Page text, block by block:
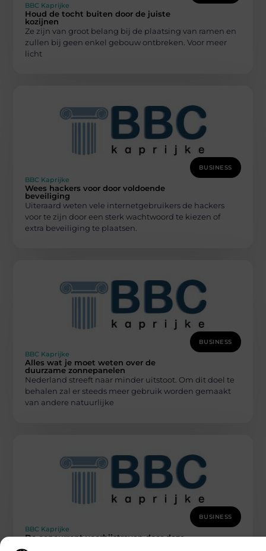
BBC Kaprijke
Houd de tocht buiten door de juiste
kozijnen
Ze zijn van groot belang bij de plaatsing van ramen en
zullen bij geen enkel gebouw ontbreken. Voor meer
licht
BUSINESS
BBC Kaprijke
Wees hackers voor door voldoende
beveiliging
Uiteraard weten vele internetgebruikers de hackers
voor te zijn door een sterk wachtwoord te kiezen of
extra beveiliging te plaatsen.
BUSINESS
BBC Kaprijke
Alles wat je moet weten over de
duurzame zonnepanelen
Nederland streeft naar minder uitstoot. Om dit doel te
behalen zal er steeds meer gebruik worden gemaakt
van andere natuurlijke
BUSINESS
BBC Kaprijke
De concurrent voorbijstreven door deze